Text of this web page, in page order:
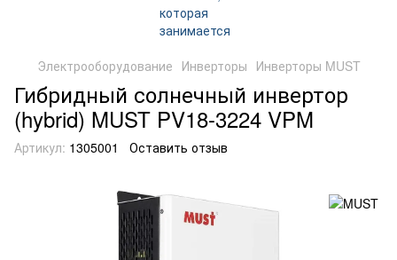
Электрооборудование Инверторы Инверторы MUST
Гибридный солнечный инвертор
(hybrid) MUST PV18-3224 VPM
Артикул: 1305001 Оставить отзыв